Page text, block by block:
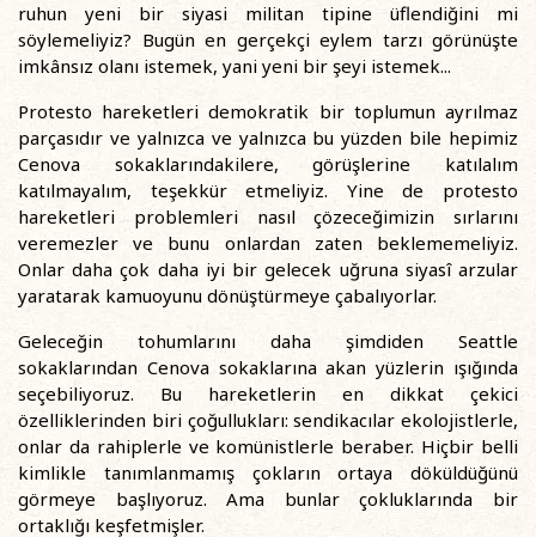
ruhun yeni bir siyasi militan tipine üflendiğini mi
söylemeliyiz? Bugün en gerçekçi eylem tarzı görünüşte
imkânsız olanı istemek, yani yeni bir şeyi istemek...
Protesto hareketleri demokratik bir toplumun ayrılmaz
parçasıdır ve yalnızca ve yalnızca bu yüzden bile hepimiz
Cenova sokaklarındakilere, görüşlerine katılalım
katılmayalım, teşekkür etmeliyiz. Yine de protesto
hareketleri problemleri nasıl çözeceğimizin sırlarını
veremezler ve bunu onlardan zaten beklememeliyiz.
Onlar daha çok daha iyi bir gelecek uğruna siyasî arzular
yaratarak kamuoyunu dönüştürmeye çabalıyorlar.
Geleceğin tohumlarını daha şimdiden Seattle
sokaklarından Cenova sokaklarına akan yüzlerin ışığında
seçebiliyoruz. Bu hareketlerin en dikkat çekici
özelliklerinden biri çoğullukları: sendikacılar ekolojistlerle,
onlar da rahiplerle ve komünistlerle beraber. Hiçbir belli
kimlikle tanımlanmamış çokların ortaya döküldüğünü
görmeye başlıyoruz. Ama bunlar çokluklarında bir
ortaklığı keşfetmişler.